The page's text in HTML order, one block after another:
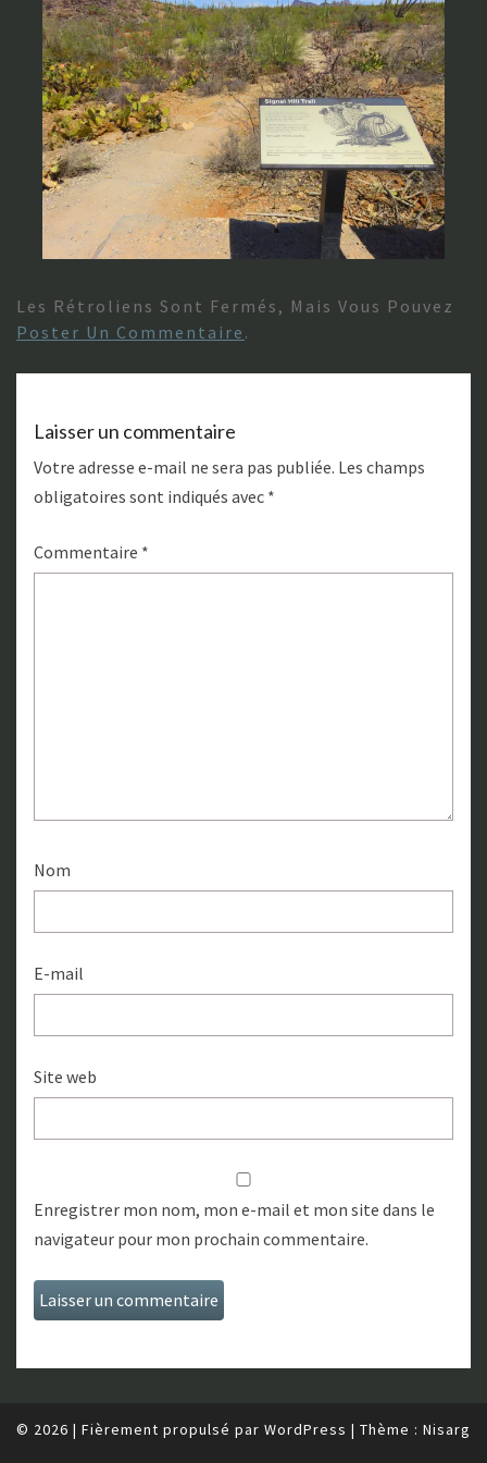
Les Rétroliens Sont Fermés, Mais Vous Pouvez
Poster Un Commentaire .
Laisser un commentaire
Votre adresse e-mail ne sera pas publiée. Les champs
obligatoires sont indiqués avec *
Commentaire *
Nom
E-mail
Site web
Enregistrer mon nom, mon e-mail et mon site dans le
navigateur pour mon prochain commentaire.
© 2026 | Fièrement propulsé par WordPress | Thème : Nisarg